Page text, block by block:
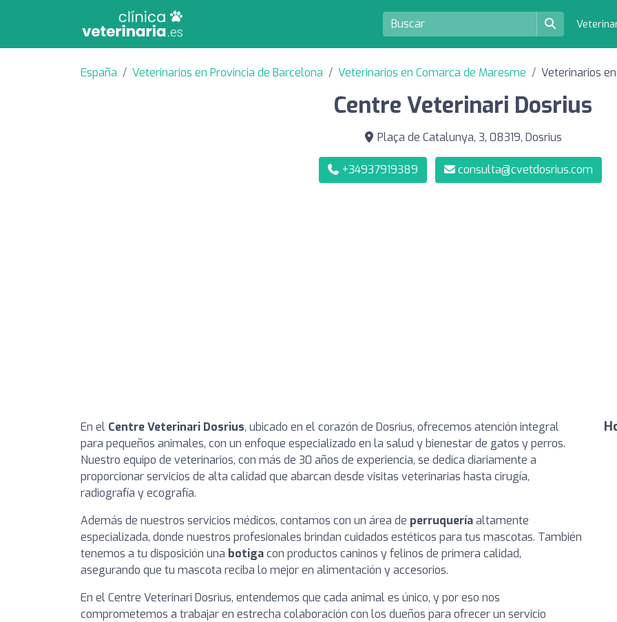
España Veterinarios en Provincia de Barcelona Veterinarios en Comarca de Maresme Veterinarios
Centre Veterinari Dosrius
Plaça de Catalunya, 3, 08319, Dosrius
+34937919389 consulta@cvetdosrius.com
En el Centre Veterinari Dosrius, ubicado en el corazón de Dosrius, ofrecemos atención integral
para pequeños animales, con un enfoque especializado en la salud y bienestar de gatos y perros.
Nuestro equipo de veterinarios, con más de 30 años de experiencia, se dedica diariamente a
proporcionar servicios de alta calidad que abarcan desde visitas veterinarias hasta cirugía,
radiografía y ecografía.
Además de nuestros servicios médicos, contamos con un área de perruqueríaaltamente
especializada, donde nuestros profesionales brindan cuidados estéticos para tus mascotas. También
tenemos a tu disposición una botigacon productos caninos y felinos de primera calidad,
asegurando que tu mascota reciba lo mejor en alimentación y accesorios.
En el Centre Veterinari Dosrius, entendemos que cada animal es único, y por eso nos
comprometemos a trabajar en estrecha colaboración con los dueños para ofrecer un servicio